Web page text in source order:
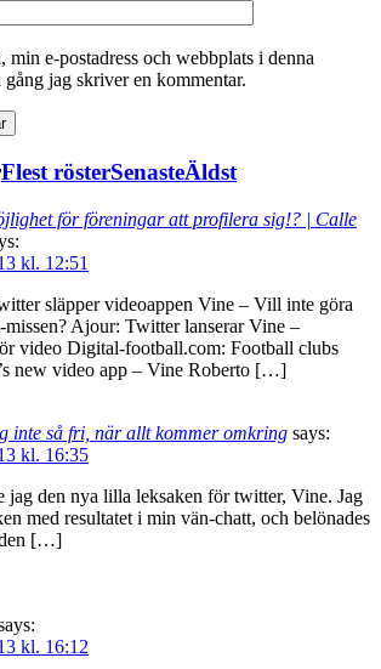
min e-postadress och webbplats i denna
jag skriver en kommentar.
Flest rösterSenasteÄldst
för föreningar att profilera sig!? | Calle
kl. 12:51
släpper videoappen Vine – Vill inte göra
missen? Ajour: Twitter lanserar Vine –
video Digital-football.com: Football clubs
new video app – Vine Roberto […]
inte så fri, när allt kommer omkring says:
kl. 16:35
jag den nya lilla leksaken för twitter, Vine. Jag
med resultatet i min vän-chatt, och belönades
den […]
kl. 16:12